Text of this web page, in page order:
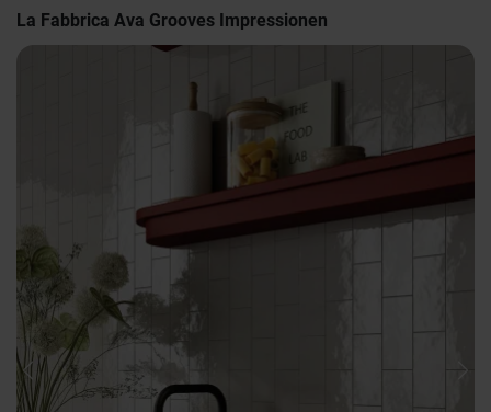
La Fabbrica Ava Grooves Impressionen
Previous